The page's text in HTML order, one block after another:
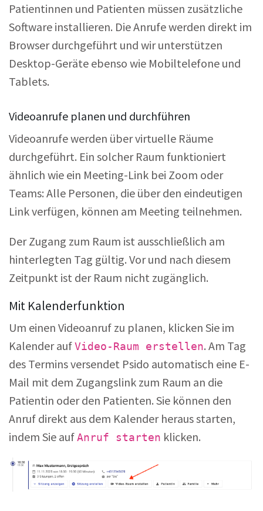
Patientinnen und Patienten müssen zusätzliche
Software installieren. Die Anrufe werden direkt im
Browser durchgeführt und wir unterstützen
Desktop-Geräte ebenso wie Mobiltelefone und
Tablets.
Videoanrufe planen und durchführen
Videoanrufe werden über virtuelle Räume
durchgeführt. Ein solcher Raum funktioniert
ähnlich wie ein Meeting-Link bei Zoom oder
Teams: Alle Personen, die über den eindeutigen
Link verfügen, können am Meeting teilnehmen.
Der Zugang zum Raum ist ausschließlich am
hinterlegten Tag gültig. Vor und nach diesem
Zeitpunkt ist der Raum nicht zugänglich.
Mit Kalenderfunktion
Um einen Videoanruf zu planen, klicken Sie im
Kalender auf Video-Raum erstellen. Am Tag
des Termins versendet Psido automatisch eine E-
Mail mit dem Zugangslink zum Raum an die
Patientin oder den Patienten. Sie können den
Anruf direkt aus dem Kalender heraus starten,
indem Sie auf Anruf starten klicken.